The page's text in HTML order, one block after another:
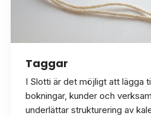
Taggar
I Slotti är det möjligt att lägga
bokningar, kunder och
underlättar strukturering av